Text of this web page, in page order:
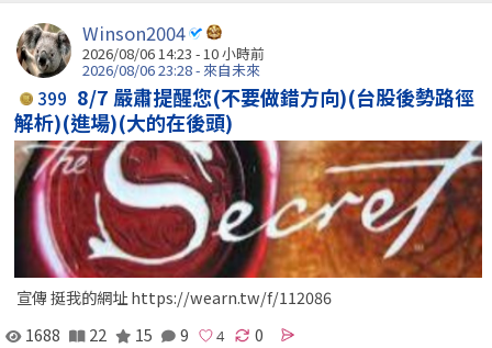
Winson2004
2026/08/06 14:23 - 10 小時前
2026/08/06 23:28 - 來自未來
399 8/7 嚴肅提醒您(不要做錯方向)(台股後勢路徑
解析)(進場)(大的在後頭)
宣傳 挺我的網址 https://wearn.tw/f/112086
1688
22 15 9 0